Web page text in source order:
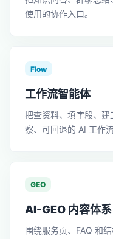
使用的协作入口。
Flow
工作流智能体
把查资料、填字段、
察、可回退的 AI 工作流
GEO
AI-GEO 内容体系
围绕服务页、FAQ 和